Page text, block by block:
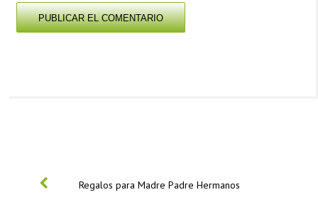
Regalos para Madre Padre Hermanos